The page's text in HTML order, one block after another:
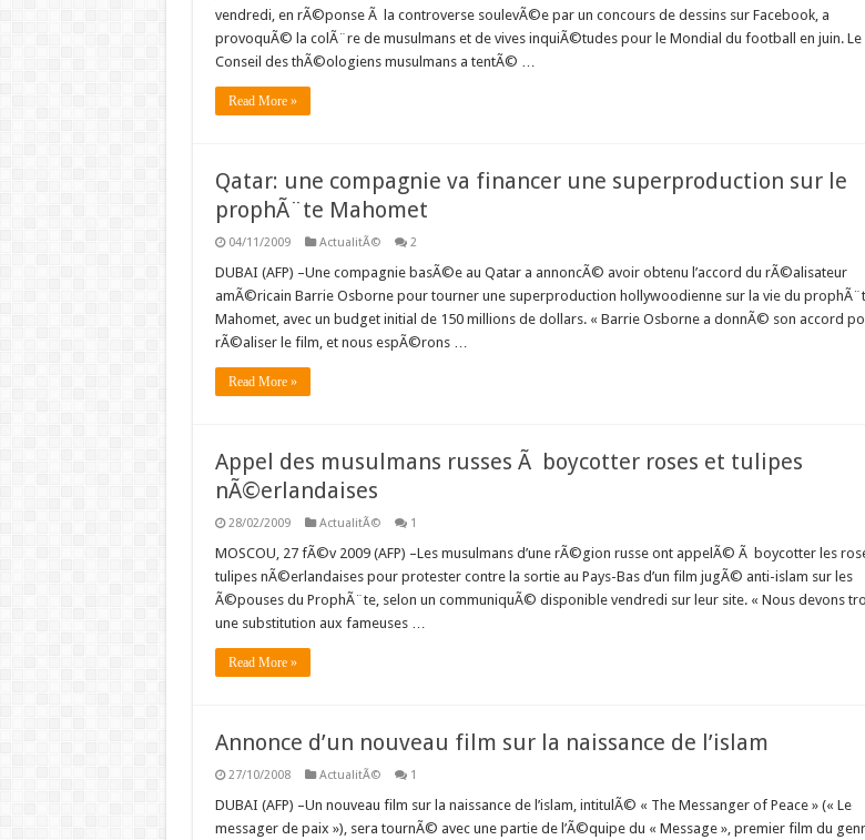
vendredi, en rÃ©ponse Ã la controverse soulevÃ©e par un concours de dessins sur Facebook, a
provoquÃ© la colÃ¨re de musulmans et de vives inquiÃ©tudes pour le Mondial du football en juin. Le
Conseil des thÃ©ologiens musulmans a tentÃ© …
Read More »
Qatar: une compagnie va financer une superproduction sur le
prophÃ¨te Mahomet
04/11/2009 ActualitÃ© 2
DUBAI (AFP) –Une compagnie basÃ©e au Qatar a annoncÃ© avoir obtenu l’accord du rÃ©alisateur
amÃ©ricain Barrie Osborne pour tourner une superproduction hollywoodienne sur la vie du
Mahomet, avec un budget initial de 150 millions de dollars. « Barrie Osborne a donnÃ© son accord
rÃ©aliser le film, et nous espÃ©rons …
Read More »
Appel des musulmans russes Ã boycotter roses et tulipes
nÃ©erlandaises
28/02/2009 ActualitÃ© 1
MOSCOU, 27 fÃ©v 2009 (AFP) –Les musulmans d’une rÃ©gion russe ont appelÃ© Ã boycotter les
tulipes nÃ©erlandaises pour protester contre la sortie au Pays-Bas d’un film jugÃ© anti-islam sur les
Ã©pouses du ProphÃ¨te, selon un communiquÃ© disponible vendredi sur leur site. « Nous devons
une substitution aux fameuses …
Read More »
Annonce d’un nouveau film sur la naissance de l’islam
27/10/2008 ActualitÃ© 1
DUBAI (AFP) –Un nouveau film sur la naissance de l’islam, intitulÃ© « The Messanger of Peace » (« Le
messager de paix »), sera tournÃ© avec une partie de l’Ã©quipe du « Message », premier film du